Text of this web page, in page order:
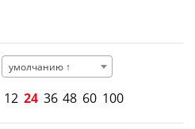
умолчанию ↑
12 24 36 48 60 100